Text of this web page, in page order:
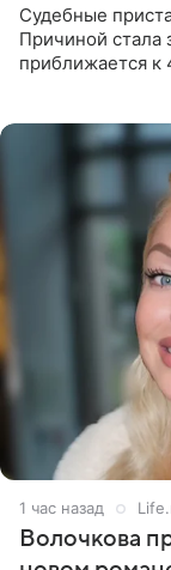
Судебные
Причиной стала
приближается к
1 час назад
Волочкова